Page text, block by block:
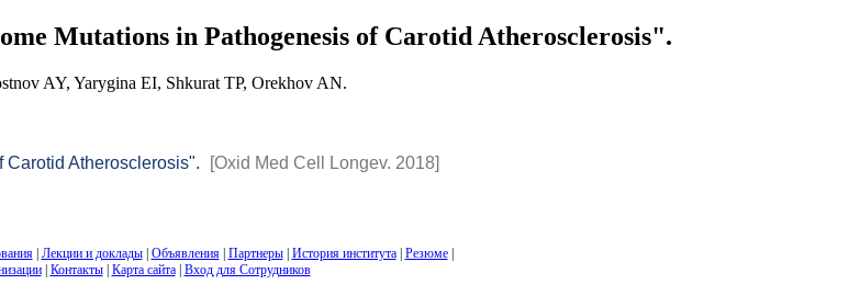
Mutations in Pathogenesis of Carotid Atherosclerosis".
AY, Yarygina EI, Shkurat TP, Orekhov AN.
Atherosclerosis".
[Oxid Med Cell Longev. 2018]
| Лекции и доклады| Объявления| Партнеры| История института| Резюме|
| Контакты| Карта сайта| Вход для Сотрудников